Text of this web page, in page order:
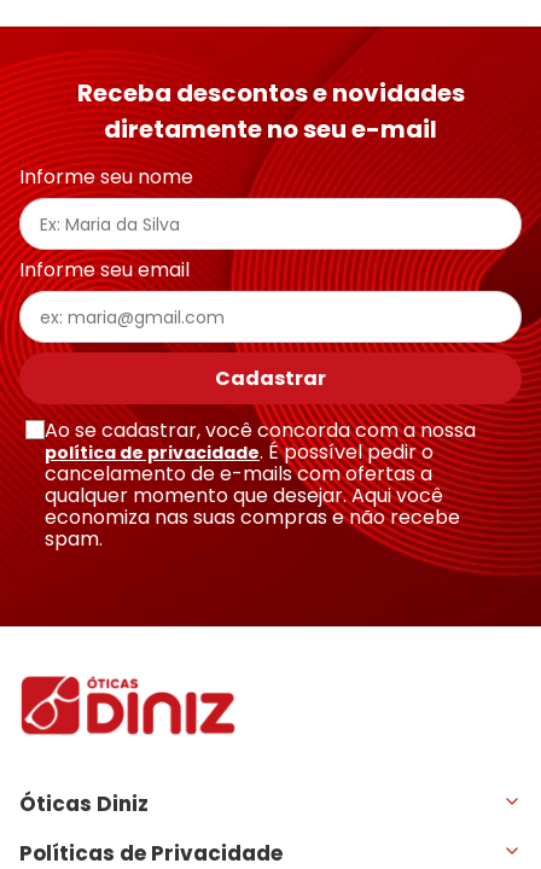
Receba descontos e novidades
diretamente no seu e-mail
Informe seu nome
Informe seu email
Cadastrar
Ao se cadastrar, você concorda com a nossa
política de privacidade. É possível pedir o
cancelamento de e-mails com ofertas a
qualquer momento que desejar. Aqui você
economiza nas suas compras e não recebe
spam.
Óticas Diniz
Políticas de Privacidade